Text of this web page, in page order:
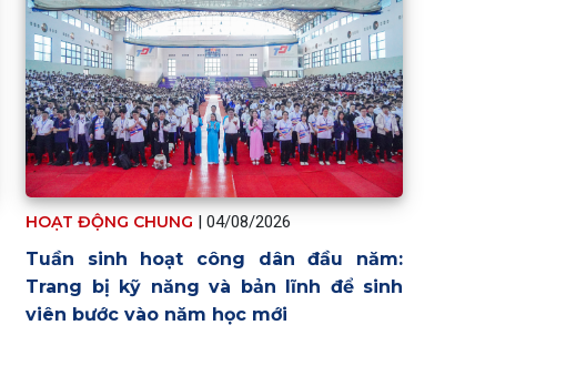
HOẠT ĐỘNG CHUNG 04/08/2026
Tuần sinh hoạt công dân đầu năm:
Trang bị kỹ năng và bản lĩnh để sinh
viên bước vào năm học mới